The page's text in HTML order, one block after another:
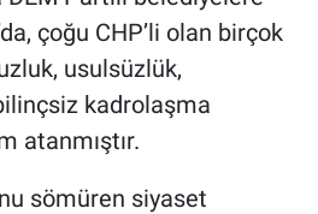
çoğu CHP’li olan birçok
usulsüzlük,
kadrolaşma
atanmıştır.
sömüren siyaset